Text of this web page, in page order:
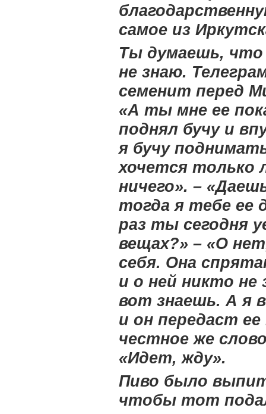
самое из
Ты думаешь, что
не знаю.
семенит перед
«А ты мне ее
поднял бучу и
я бучу
хочется только
ничего». –
тогда я тебе ее
раз ты сегодня
вещах?» – «О
себя. Она
и о ней никто
вот знаешь. А я
и он передаст
честное же
«Идет, жду».
Пиво было
чтобы тот